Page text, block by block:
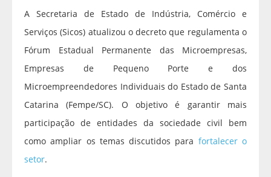
A Secretaria de Estado de Indústria, Comércio e
Serviços (Sicos) atualizou o decreto que regulamenta o
Fórum Estadual Permanente das Microempresas,
Empresas de Pequeno Porte e dos
Microempreendedores Individuais do Estado de Santa
Catarina (Fempe/SC). O objetivo é garantir mais
participação de entidades da sociedade civil bem
como ampliar os temas discutidos para fortalecer o
setor.